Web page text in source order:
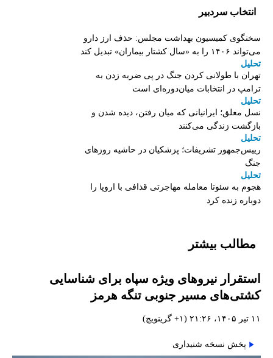
انتخاب سردبیر
سخنگوی کمیسیون بهداشت مجلس: حذف ارز دارو
می‌تواند ۱۴۰۶ را به «سال کشتار بیماران» تبدیل کند
تحلیل
تهران با طولانی کردن جنگ در پی ضربه زدن به
ترامپ در انتخابات میان‌دوره‌ای است
تحلیل
نسل معلق؛ ایرانیانی که میان رفتن، دیده شدن و
بازگشت زندگی می‌کنند
تحلیل
رییس‌جمهور تشریفات؛ پزشکیان در حاشیه روزهای
جنگ
تحلیل
هجوم به سئوتا معامله مهاجرتی قذافی با اروپا را
دوباره زنده کرد
مطالب بیشتر
استقرار نیروهای ویژه سپاه برای شناسایی
کشتی‌های مسیر جنوبی تنگه هرمز
۱۱ تیر ۱۴۰۵، ۲۱:۲۶ (‎+۱ گرینویچ)
پخش نسخه شنیداری